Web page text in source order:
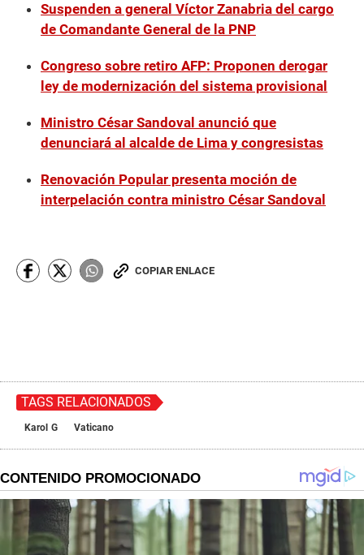
Suspenden a general Víctor Zanabria del cargo
de Comandante General de la PNP
Congreso sobre retiro AFP: Proponen derogar
ley de modernización del sistema provisional
Ministro César Sandoval anunció que
denunciará al alcalde de Lima y congresistas
Renovación Popular presenta moción de
interpelación contra ministro César Sandoval
COPIAR ENLACE
TAGS RELACIONADOS
Karol G Vaticano